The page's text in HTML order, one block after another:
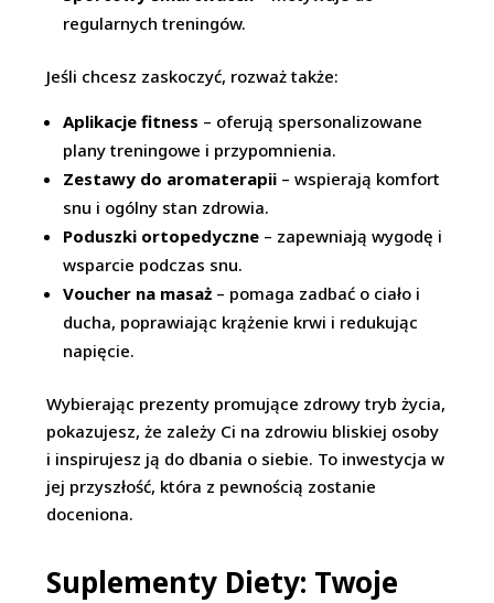
regularnych treningów.
Jeśli chcesz zaskoczyć, rozważ także:
Aplikacje fitness – oferują spersonalizowane
plany treningowe i przypomnienia.
Zestawy do aromaterapii – wspierają komfort
snu i ogólny stan zdrowia.
Poduszki ortopedyczne – zapewniają wygodę i
wsparcie podczas snu.
Voucher na masaż – pomaga zadbać o ciało i
ducha, poprawiając krążenie krwi i redukując
napięcie.
Wybierając prezenty promujące zdrowy tryb życia,
pokazujesz, że zależy Ci na zdrowiu bliskiej osoby
i inspirujesz ją do dbania o siebie. To inwestycja w
jej przyszłość, która z pewnością zostanie
doceniona.
Suplementy Diety: Twoje